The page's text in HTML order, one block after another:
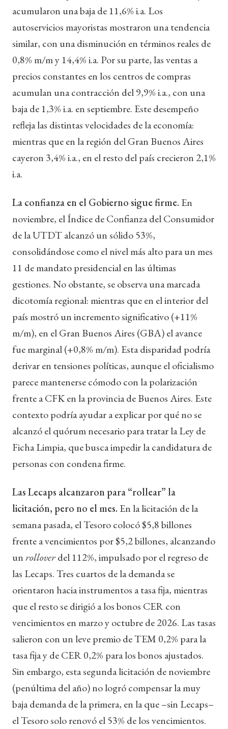
acumularon una baja de 11,6% i.a. Los
autoservicios mayoristas mostraron una tendencia
similar, con una disminución en términos reales de
0,8% m/m y 14,4% i.a. Por su parte, las ventas a
precios constantes en los centros de compras
acumulan una contracción del 9,9% i.a., con una
baja de 1,3% i.a. en septiembre. Este desempeño
refleja las distintas velocidades de la economía:
mientras que en la región del Gran Buenos Aires
cayeron 3,4% i.a., en el resto del país crecieron 2,1%
i.a.
La confianza en el Gobierno sigue firme. En
noviembre, el Índice de Confianza del Consumidor
de la UTDT alcanzó un sólido 53%,
consolidándose como el nivel más alto para un mes
11 de mandato presidencial en las últimas
gestiones. No obstante, se observa una marcada
dicotomía regional: mientras que en el interior del
país mostró un incremento significativo (+11%
m/m), en el Gran Buenos Aires (GBA) el avance
fue marginal (+0,8% m/m). Esta disparidad podría
derivar en tensiones políticas, aunque el oficialismo
parece mantenerse cómodo con la polarización
frente a CFK en la provincia de Buenos Aires. Este
contexto podría ayudar a explicar por qué no se
alcanzó el quórum necesario para tratar la Ley de
Ficha Limpia, que busca impedir la candidatura de
personas con condena firme.
Las Lecaps alcanzaron para “rollear” la
licitación, pero no el mes. En la licitación de la
semana pasada, el Tesoro colocó $5,8 billones
frente a vencimientos por $5,2 billones, alcanzando
unrolloverdel 112%, impulsado por el regreso de
las Lecaps. Tres cuartos de la demanda se
orientaron hacia instrumentos a tasa fija, mientras
que el resto se dirigió a los bonos CER con
vencimientos en marzo y octubre de 2026. Las tasas
salieron con un leve premio de TEM 0,2% para la
tasa fija y de CER 0,2% para los bonos ajustados.
Sin embargo, esta segunda licitación de noviembre
(penúltima del año) no logró compensar la muy
baja demanda de la primera, en la que –sin Lecaps–
el Tesoro solo renovó el 53% de los vencimientos.